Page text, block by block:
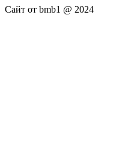
Сайт от bmb1 @ 2024